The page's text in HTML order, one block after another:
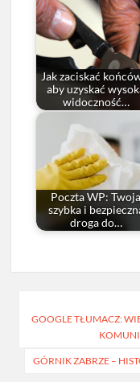
Jak zaciskać
aby uzyskać
widoczność…
Poczta WP: Twoja
szybka i
droga do…
wpisu
GOOGLE TŁUMACZ:
GÓRNIK ZABRZE –